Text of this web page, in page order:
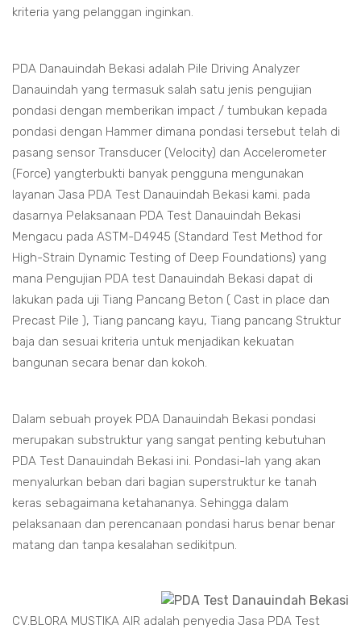
kriteria yang pelanggan inginkan.
PDA Danauindah Bekasi adalah Pile Driving Analyzer
Danauindah yang termasuk salah satu jenis pengujian
pondasi dengan memberikan impact / tumbukan kepada
pondasi dengan Hammer dimana pondasi tersebut telah di
pasang sensor Transducer (Velocity) dan Accelerometer
(Force) yangterbukti banyak pengguna mengunakan
layanan Jasa PDA Test Danauindah Bekasi kami. pada
dasarnya Pelaksanaan PDA Test Danauindah Bekasi
Mengacu pada ASTM-D4945 (Standard Test Method for
High-Strain Dynamic Testing of Deep Foundations) yang
mana Pengujian PDA test Danauindah Bekasi dapat di
lakukan pada uji Tiang Pancang Beton ( Cast in place dan
Precast Pile ), Tiang pancang kayu, Tiang pancang Struktur
baja dan sesuai kriteria untuk menjadikan kekuatan
bangunan secara benar dan kokoh.
Dalam sebuah proyek PDA Danauindah Bekasi pondasi
merupakan substruktur yang sangat penting kebutuhan
PDA Test Danauindah Bekasi ini. Pondasi-lah yang akan
menyalurkan beban dari bagian superstruktur ke tanah
keras sebagaimana ketahananya. Sehingga dalam
pelaksanaan dan perencanaan pondasi harus benar benar
matang dan tanpa kesalahan sedikitpun.
CV.BLORA MUSTIKA AIR adalah penyedia Jasa PDA Test